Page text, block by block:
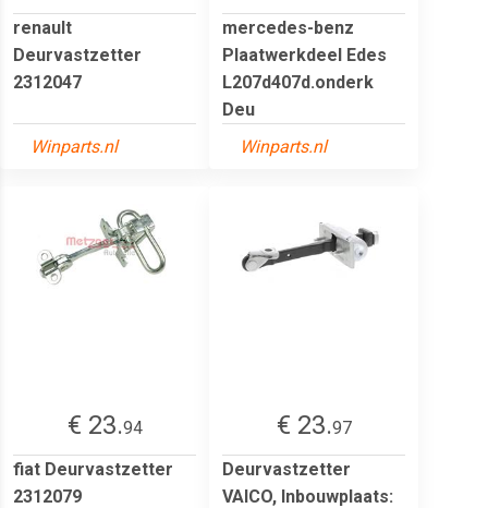
renault
Deurvastzetter
2312047
Winparts.nl
mercedes-benz
Plaatwerkdeel Edes
L207d407d.onderk
Deu
Winparts.nl
€ 23.94
fiat Deurvastzetter
2312079
€ 23.97
Deurvastzetter
VAICO, Inbouwplaats: